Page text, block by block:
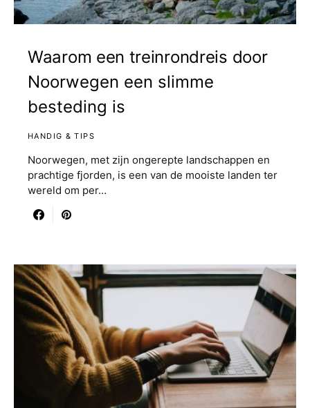
Waarom een treinrondreis door
Noorwegen een slimme
besteding is
HANDIG & TIPS
Noorwegen, met zijn ongerepte landschappen en
prachtige fjorden, is een van de mooiste landen ter
wereld om per…